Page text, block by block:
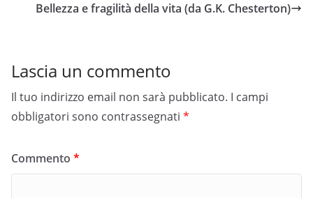
Bellezza e fragilità della vita (da G.K. Chesterton)
Lascia un commento
Il tuo indirizzo email non sarà pubblicato. I campi
obbligatori sono contrassegnati *
Commento *